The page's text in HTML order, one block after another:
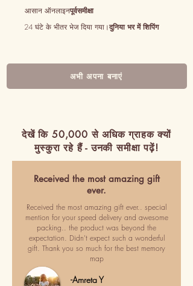
आसान ऑनलाइनपूर्वसमीक्षा
24 घंटे के भीतर भेज दिया गया।दुनिया भर में शिपिंग
अभी अपना बनाएं
देखें कि 50,000 से अधिक ग्राहक क्यों
मुस्कुरा रहे हैं - उनकी समीक्षा पढ़ें!
Received the most amazing gift
ever.
Received the most amazing gift ever.. special
mention for your speed delivery and awesome
packing.. the product was beyond the
expectation. Didn't expect such a wonderful
gift. Thank you so much for the best memory
map
-Amreta Y